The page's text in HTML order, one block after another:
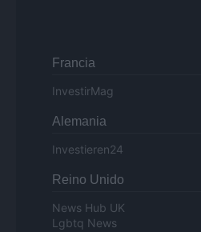
Francia
InvestirMag
Alemania
Investieren24
Reino Unido
News Hub UK
Lgbtq News